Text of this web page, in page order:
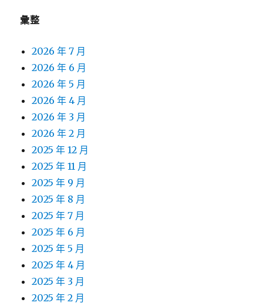
彙整
2026 年 7 月
2026 年 6 月
2026 年 5 月
2026 年 4 月
2026 年 3 月
2026 年 2 月
2025 年 12 月
2025 年 11 月
2025 年 9 月
2025 年 8 月
2025 年 7 月
2025 年 6 月
2025 年 5 月
2025 年 4 月
2025 年 3 月
2025 年 2 月